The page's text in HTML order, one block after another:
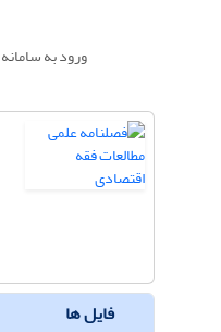
ورود به سامانه
فایل ها